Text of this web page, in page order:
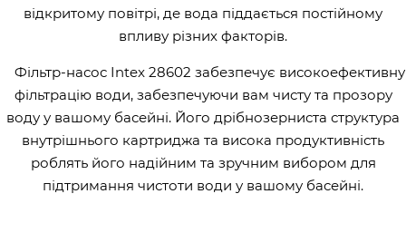
відкритому повітрі, де вода піддається постійному
впливу різних факторів.
Фільтр-насос Intex 28602 забезпечує високоефективну
фільтрацію води, забезпечуючи вам чисту та прозору
воду у вашому басейні. Його дрібнозерниста структура
внутрішнього картриджа та висока продуктивність
роблять його надійним та зручним вибором для
підтримання чистоти води у вашому басейні.